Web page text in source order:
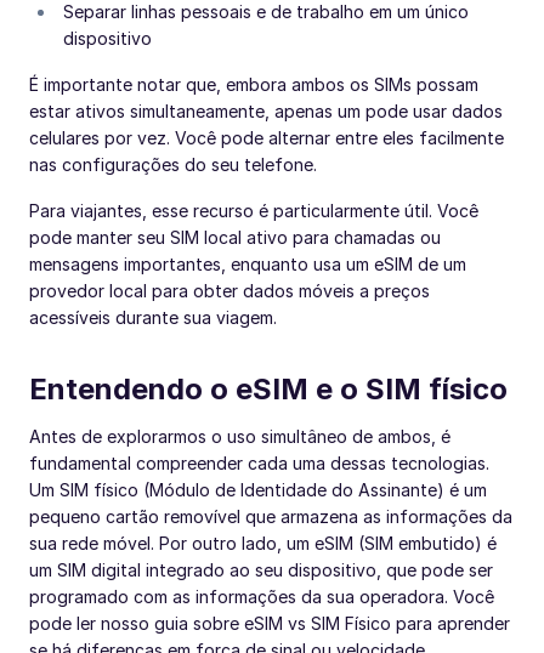
Separar linhas pessoais e de trabalho em um único
dispositivo
É importante notar que, embora ambos os SIMs possam
estar ativos simultaneamente, apenas um pode usar dados
celulares por vez. Você pode alternar entre eles facilmente
nas configurações do seu telefone.
Para viajantes, esse recurso é particularmente útil. Você
pode manter seu SIM local ativo para chamadas ou
mensagens importantes, enquanto usa um eSIM de um
provedor local para obter dados móveis a preços
acessíveis durante sua viagem.
Entendendo o eSIM e o SIM físico
Antes de explorarmos o uso simultâneo de ambos, é
fundamental compreender cada uma dessas tecnologias.
Um SIM físico (Módulo de Identidade do Assinante) é um
pequeno cartão removível que armazena as informações da
sua rede móvel. Por outro lado, um eSIM (SIM embutido) é
um SIM digital integrado ao seu dispositivo, que pode ser
programado com as informações da sua operadora. Você
pode ler nosso guia sobre eSIM vs SIM Físico para aprender